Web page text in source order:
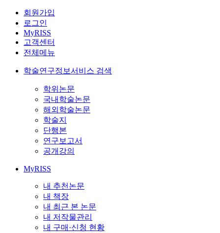
회원가입
로그인
MyRISS
고객센터
전체메뉴
학술연구정보서비스 검색
학위논문
국내학술논문
해외학술논문
학술지
단행본
연구보고서
공개강의
MyRISS
내 추천논문
내 책장
내 최근 본 논문
내 저작물관리
내 구매·신청 현황